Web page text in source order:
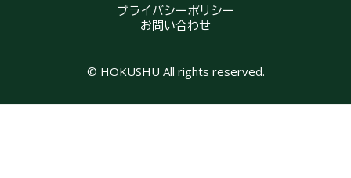
プライバシーポリシー
お問い合わせ
© HOKUSHU All rights reserved.